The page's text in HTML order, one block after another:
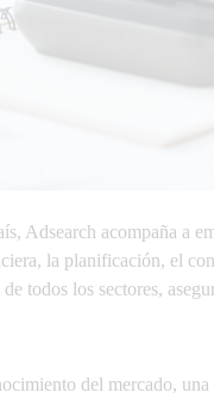
Adsearch acompaña a
la planificación, el
todos los sectores,
del mercado, una